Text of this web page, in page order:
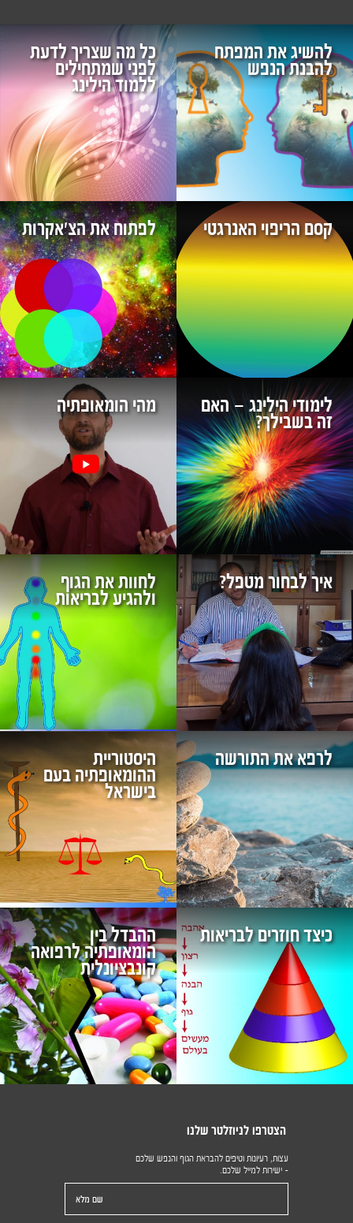
להשיג את המפתח
להבנת הנפש
כל מה שצריך לדעת
לפני שמתחילים
ללמוד הילינג
קסם הריפוי האנרגטי לפתוח את הצ'אקרות
לימודי הילינג – האם
זה בשבילך?
מהי הומאופתיה
איך לבחור מטפל? לחוות את הגוף
ולהגיע לבריאות
לרפא את התורשה היסטוריית
ההומאופתיה בעם
בישראל
כיצד חוזרים לבריאות ההבדל בין
הומאופתיה לרפואה
קונבציונלית
הצטרפו לניוזלטר שלנו
עצות, רעיונות וטיפים להבראת הגוף והנפש שלכם
- ישירות למייל שלכם.